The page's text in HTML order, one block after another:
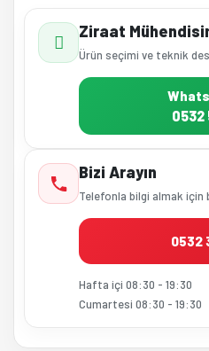
Ziraat
Ürün seçimi ve teknik
0532
Bizi Arayın
Telefonla bilgi almak için
0532
Hafta içi 08:30 - 19:30
Cumartesi 08:30 - 19:30